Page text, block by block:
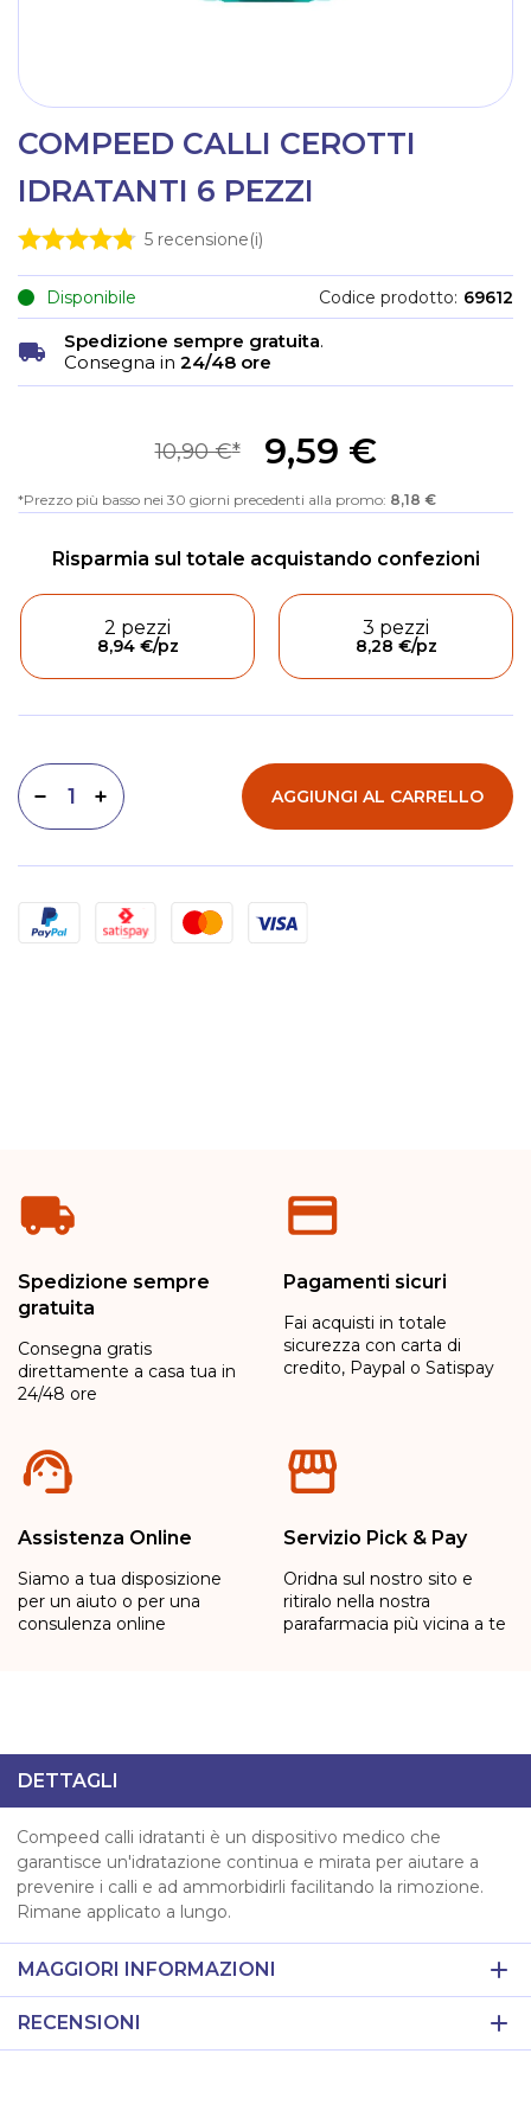
COMPEED CALLI CEROTTI
IDRATANTI 6 PEZZI
5 recensione(i)
Disponibile Codice prodotto 69612
Spedizione sempre gratuita.
Consegna in 24/48 ore
9,59 €
10,90 €
Prezzo più basso nei 30 giorni precedenti alla promo: 8,18 €
2 pezzi
8,94 €/pz
3 pezzi
8,28 €/pz
Aumenta quantità
Diminuisci quantità AGGIUNGI AL CARRELLO
Metodi di pagamento
Spedizione sempre
gratuita
Consegna gratis
direttamente a casa tua in
24/48 ore
Pagamenti sicuri
Fai acquisti in totale
sicurezza con carta di
credito, Paypal o Satispay
Assistenza Online
Siamo a tua disposizione
per un aiuto o per una
consulenza online
Servizio Pick & Pay
Oridna sul nostro sito e
ritiralo nella nostra
parafarmacia più vicina a te
DETTAGLI
Compeed calli idratanti è un dispositivo medico che
garantisce un'idratazione continua e mirata per aiutare a
prevenire i calli e ad ammorbidirli facilitando la rimozione.
Rimane applicato a lungo.
MAGGIORI INFORMAZIONI
RECENSIONI